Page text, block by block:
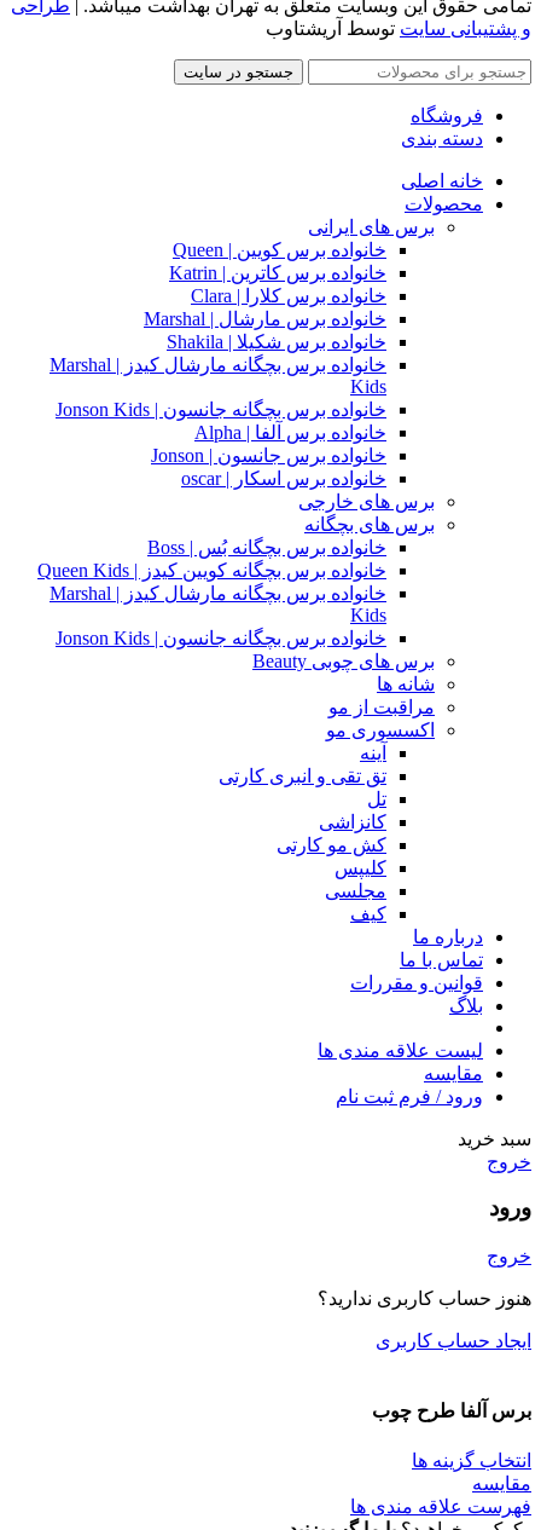
تمامی حقوق این وبسایت متعلق به تهران بهداشت میباشد. | طراحی
و پشتیبانی سایت توسط آریشتاوب
جستجو در سایت
فروشگاه
دسته بندی
خانه اصلی
محصولات
برس های ایرانی
خانواده برس کویین | Queen
خانواده برس کاترین | Katrin
خانواده برس کلارا | Clara
خانواده برس مارشال | Marshal
خانواده برس شکیلا | Shakila
خانواده برس بچگانه مارشال کیدز | Marshal
Kids
خانواده برس بچگانه جانسون | Jonson Kids
خانواده برس آلفا | Alpha
خانواده برس جانسون | Jonson
خانواده برس اسکار | oscar
برس های خارجی
برس های بچگانه
خانواده برس بچگانه بُس | Boss
خانواده برس بچگانه کویین کیدز | Queen Kids
خانواده برس بچگانه مارشال کیدز | Marshal
Kids
خانواده برس بچگانه جانسون | Jonson Kids
برس های چوبی Beauty
شانه ها
مراقبت از مو
اکسسوری مو
آینه
تق تقی و انبری کارتی
تل
کانزاشی
کش مو کارتی
کلیپس
مجلسی
کیف
درباره ما
تماس با ما
قوانین و مقررات
بلاگ
لیست علاقه مندی ها
مقایسه
ورود / فرم ثبت نام
سبد خرید
خروج
ورود
خروج
هنوز حساب کاربری ندارید؟
ایجاد حساب کاربری
برس آلفا طرح چوب
انتخاب گزینه ها
مقایسه
فهرست علاقه مندی ها